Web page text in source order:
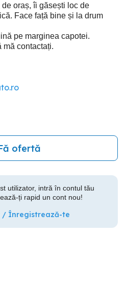
oraș, îi găsești loc de
Face față bine și la drum
pe marginea capotei.
mă contactați.
ofertă
utilizator, intră în contul tău
ți rapid un cont nou!
/ Înregistrează-te